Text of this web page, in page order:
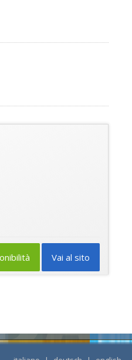
Vai al sito